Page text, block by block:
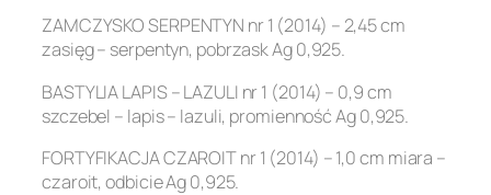
ZAMCZYSKO SERPENTYN nr 1 (2014) – 2,45 cm
zasięg – serpentyn, pobrzask Ag 0,925.
BASTYLIA LAPIS – LAZULI nr 1 (2014) – 0,9 cm
szczebel – lapis – lazuli, promienność Ag 0,925.
FORTYFIKACJA CZAROIT nr 1 (2014) – 1,0 cm miara –
czaroit, odbicie Ag 0,925.